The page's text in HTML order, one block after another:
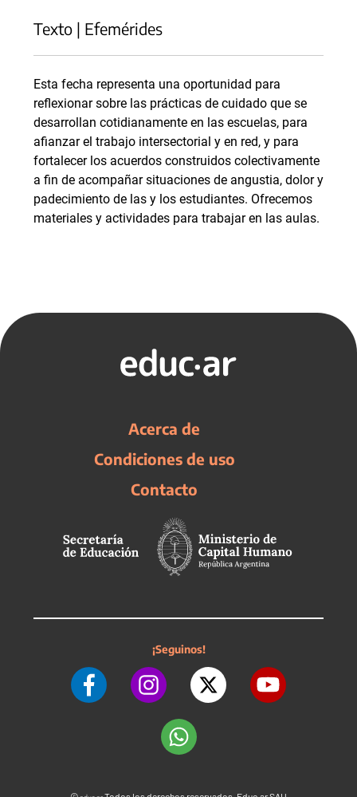
Texto | Efemérides
Esta fecha representa una oportunidad para
reflexionar sobre las prácticas de cuidado que se
desarrollan cotidianamente en las escuelas, para
afianzar el trabajo intersectorial y en red, y para
fortalecer los acuerdos construidos colectivamente
a fin de acompañar situaciones de angustia, dolor y
padecimiento de las y los estudiantes. Ofrecemos
materiales y actividades para trabajar en las aulas.
Acerca de
Condiciones de uso
Contacto
¡Seguinos!